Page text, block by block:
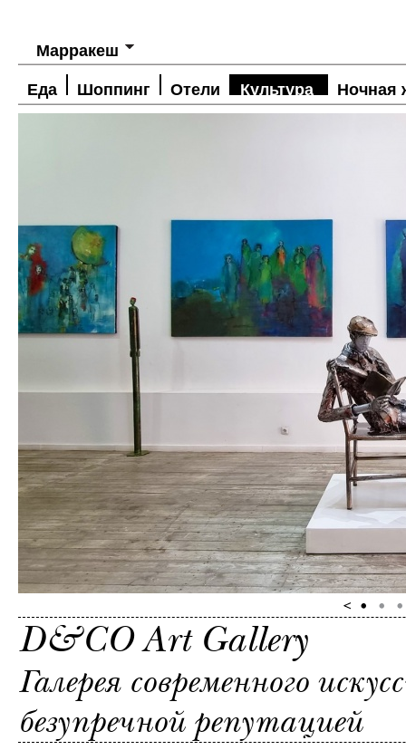
Марракеш
Еда Шоппинг Отели Культура Ночная
D&CO Art Gallery
Галерея современного
безупречной репутацией